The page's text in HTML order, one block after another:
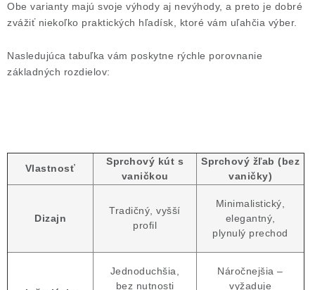
Obe varianty majú svoje výhody aj nevýhody, a preto je dobré
zvážiť niekoľko praktických hľadísk, ktoré vám uľahčia výber.
Nasledujúca tabuľka vám poskytne rýchle porovnanie
základných rozdielov:
Vlastnosť
Sprchový kút s
vaničkou
Sprchový žľab (bez
vaničky)
Dizajn
Tradičný, vyšší
profil
Minimalistický,
elegantný,
plynulý prechod
Jednoduchšia,
bez nutnosti
Náročnejšia –
vyžaduje